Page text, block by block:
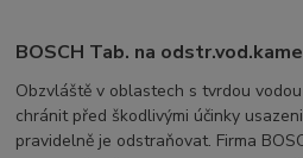
BOSCH Tab. na
Obzvláště v oblastech s tvrdou
chránit před škodlivými účinky
pravidelně je odstraňovat. Firma